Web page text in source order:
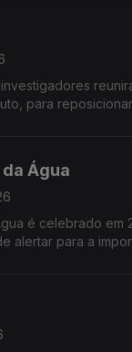
para
Água
é celebrado em
alertar para a